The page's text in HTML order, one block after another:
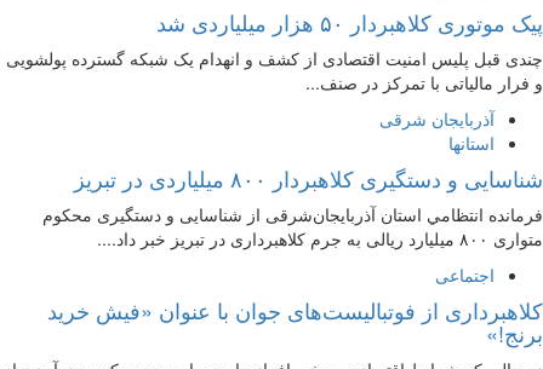
پیک موتوری کلاهبردار ۵۰ هزار میلیاردی شد
چندی قبل پلیس امنیت اقتصادی از کشف و انهدام یک شبکه گسترده پولشویی
و فرار مالیاتی با تمرکز در صنف...
آذربایجان شرقی
استانها
شناسايی و دستگيری کلاهبردار ۸۰۰ ميلياردی در تبريز
فرمانده انتظامي استان آذربایجان‌شرقی از شناسايی و دستگيری محکوم
متواری ۸۰۰ ميليارد ریالی به جرم کلاهبرداری در تبريز خبر داد....
اجتماعی
کلاهبرداری از فوتبالیست‌های جوان با عنوان «فیش خرید
برنج!»